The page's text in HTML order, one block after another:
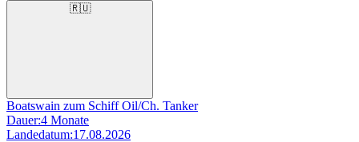
🇷🇺
Boatswain zum Schiff Oil/Ch. Tanker
Dauer:4 Monate
Landedatum:17.08.2026